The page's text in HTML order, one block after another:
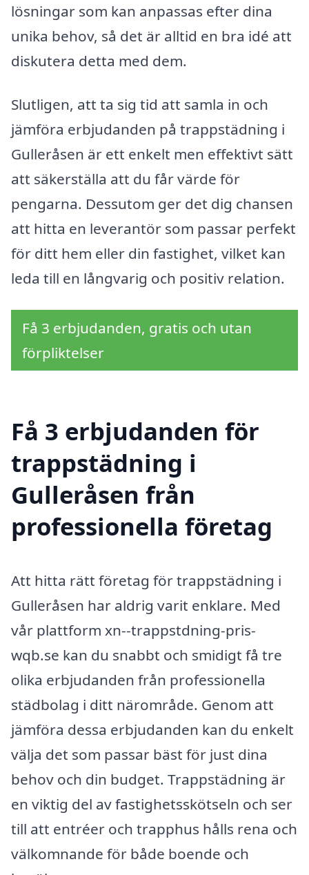
lösningar som kan anpassas efter dina
unika behov, så det är alltid en bra idé att
diskutera detta med dem.
Slutligen, att ta sig tid att samla in och
jämföra erbjudanden på trappstädning i
Gulleråsen är ett enkelt men effektivt sätt
att säkerställa att du får värde för
pengarna. Dessutom ger det dig chansen
att hitta en leverantör som passar perfekt
för ditt hem eller din fastighet, vilket kan
leda till en långvarig och positiv relation.
Få 3 erbjudanden, gratis och utan
förpliktelser
Få 3 erbjudanden för
trappstädning i
Gulleråsen från
professionella företag
Att hitta rätt företag för trappstädning i
Gulleråsen har aldrig varit enklare. Med
vår plattform xn--trappstdning-pris-
wqb.se kan du snabbt och smidigt få tre
olika erbjudanden från professionella
städbolag i ditt närområde. Genom att
jämföra dessa erbjudanden kan du enkelt
välja det som passar bäst för just dina
behov och din budget. Trappstädning är
en viktig del av fastighetsskötseln och ser
till att entréer och trapphus hålls rena och
välkomnande för både boende och